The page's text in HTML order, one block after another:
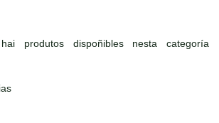
produtos dispoñibles nesta categoría